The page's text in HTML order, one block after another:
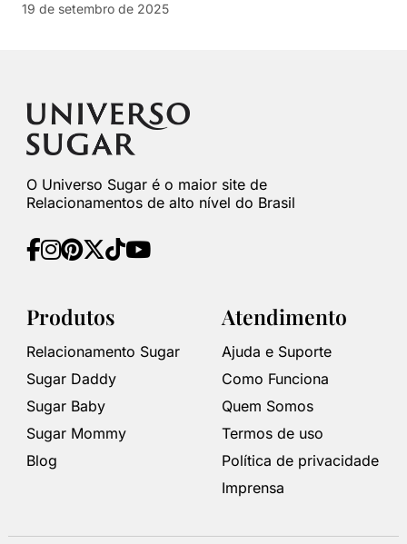
19 de setembro de 2025
O Universo Sugar é o maior site de
Relacionamentos de alto nível do Brasil
Produtos
Relacionamento Sugar
Sugar Daddy
Sugar Baby
Sugar Mommy
Blog
Atendimento
Ajuda e Suporte
Como Funciona
Quem Somos
Termos de uso
Política de privacidade
Imprensa